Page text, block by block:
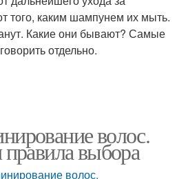
того, каким шампунем их мыть.
Какие они бывают? Самые
отдельно.
волос.
выбора